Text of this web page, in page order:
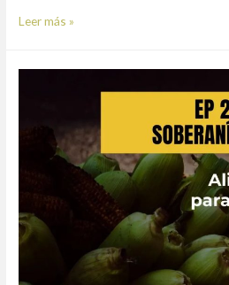
Episodio
minería
Leer más »